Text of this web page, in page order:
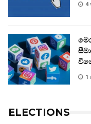
4
1
ELECTIONS